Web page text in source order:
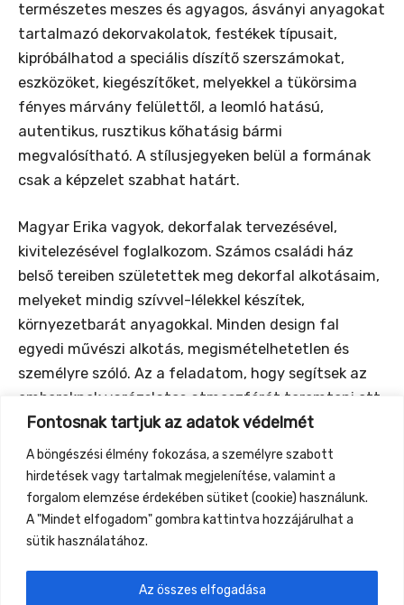
Fontosnak tartjuk az adatok védelmét
A böngészési élmény fokozása, a személyre szabott
hirdetések vagy tartalmak megjelenítése, valamint a
forgalom elemzése érdekében sütiket (cookie) használunk.
A "Mindet elfogadom" gombra kattintva hozzájárulhat a
sütik használatához.
Az összes elfogadása
természetes meszes és agyagos, ásványi anyagokat
tartalmazó dekorvakolatok, festékek típusait,
kipróbálhatod a speciális díszítő szerszámokat,
eszközöket, kiegészítőket, melyekkel a tükörsima
fényes márvány felülettől, a leomló hatású,
autentikus, rusztikus kőhatásig bármi
megvalósítható. A stílusjegyeken belül a formának
csak a képzelet szabhat határt.
Magyar Erika vagyok, dekorfalak tervezésével,
kivitelezésével foglalkozom. Számos családi ház
belső tereiben születettek meg dekorfal alkotásaim,
melyeket mindig szívvel-lélekkel készítek,
környezetbarát anyagokkal. Minden design fal
egyedi művészi alkotás, megismételhetetlen és
személyre szóló. Az a feladatom, hogy segítsek az
embereknek varázslatos atmoszférát teremteni ott,
ahol eltöltik a legtöbb idejüket. Az adott térhez
megtervezett és igazított, egyedi falfestéssel a
színeken, a különböző anyagokon és formákon
keresztül elmondhassam, kik is ők.
Previous Event